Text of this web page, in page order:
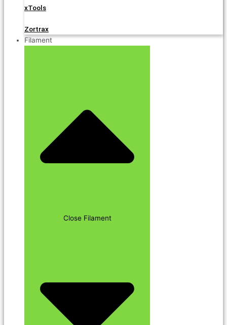
xTools
Zortrax
Filament
Close Filament